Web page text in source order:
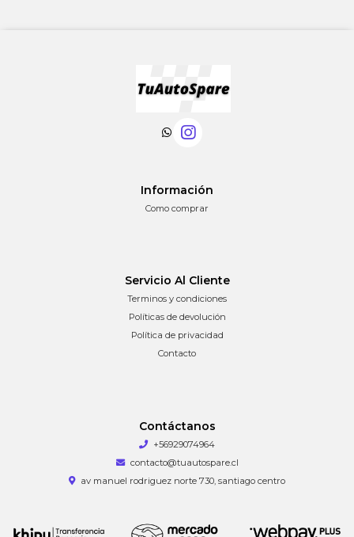
Información
Como comprar
Servicio Al Cliente
Terminos y condiciones
Políticas de devolución
Política de privacidad
Contacto
Contáctanos
+56929074964
contacto@tuautospare.cl
av manuel rodriguez norte 730, santiago centro